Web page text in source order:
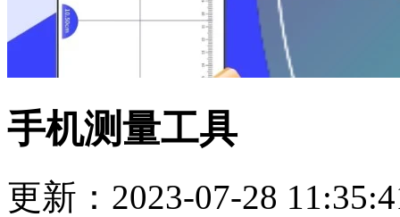
手机测量工具
更新：2023-07-28